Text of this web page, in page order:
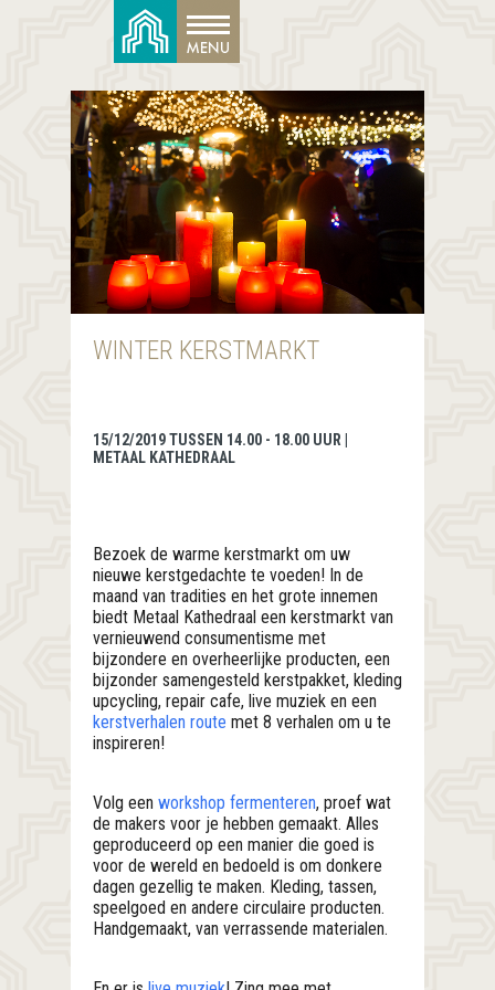
WINTER KERSTMARKT
15/12/2019 TUSSEN 14.00 - 18.00 UUR |
METAAL KATHEDRAAL
Bezoek de warme kerstmarkt om uw
nieuwe kerstgedachte te voeden! In de
maand van tradities en het grote innemen
biedt Metaal Kathedraal een kerstmarkt van
vernieuwend consumentisme met
bijzondere en overheerlijke producten, een
bijzonder samengesteld kerstpakket, kleding
upcycling, repair cafe, live muziek en een
kerstverhalen route met 8 verhalen om u te
inspireren!
Volg een workshop fermenteren, proef wat
de makers voor je hebben gemaakt. Alles
geproduceerd op een manier die goed is
voor de wereld en bedoeld is om donkere
dagen gezellig te maken. Kleding, tassen,
speelgoed en andere circulaire producten.
Handgemaakt, van verrassende materialen.